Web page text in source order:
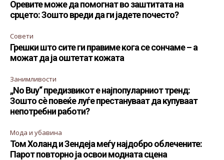
Оревите може да помогнат во заштитата на
срцето: Зошто вреди да ги јадете почесто?
Совети
Грешки што сите ги правиме кога се сончаме – а
можат да ја оштетат кожата
Занимливости
„No Buy“ предизвикот е најпопуларниот тренд:
Зошто сè повеќе луѓе престануваат да купуваат
непотребни работи?
Мода и убавина
Том Холанд и Зендеја меѓу најдобро облечените:
Парот повторно ја освои модната сцена